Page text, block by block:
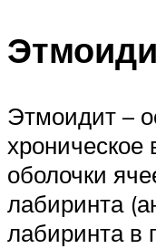
Этмоидит –
хроническое
оболочки
лабиринта
лабиринта в